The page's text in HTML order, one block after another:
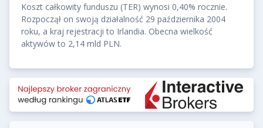
Koszt całkowity funduszu (TER) wynosi 0,40% rocznie.
Rozpoczął on swoją działalność 29 października 2004
roku, a kraj rejestracji to Irlandia. Obecna wielkość
aktywów to 2,14 mld PLN.